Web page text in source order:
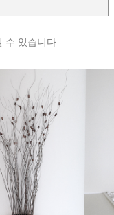
수 있습니다